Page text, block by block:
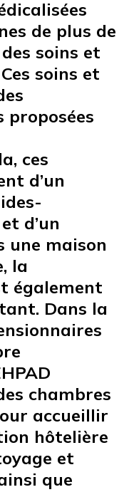
de plus de
soins et
soins et
ces
d’un
d’un
une maison
la
également
Dans la
chambres
accueillir
hôtelière
et
que